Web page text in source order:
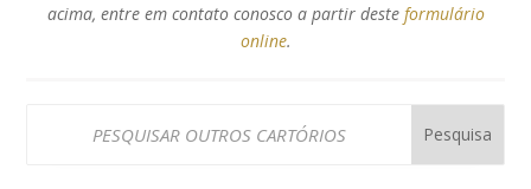
acima, entre em contato conosco a partir deste formulário
online.